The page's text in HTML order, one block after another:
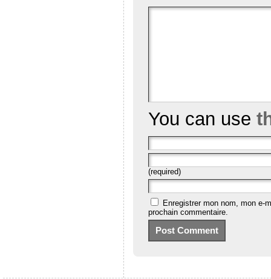
You can use
(required)
Enregistrer mon nom, mon e-
prochain commentaire.